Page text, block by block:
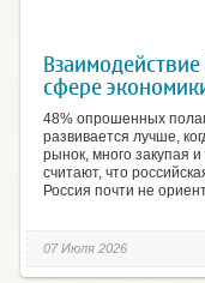
сфере
48% опрошенных
развивается лучше,
рынок, много закупая
считают, что
Россия почти не
07 Июля 2026